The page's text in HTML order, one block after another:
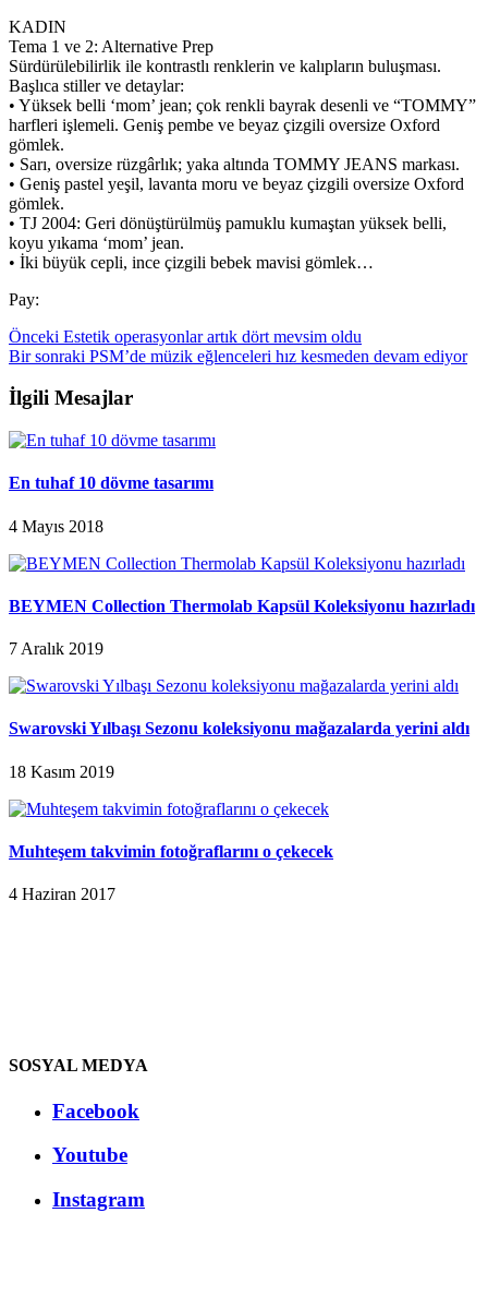
KADIN
Tema 1 ve 2: Alternative Prep
Sürdürülebilirlik ile kontrastlı renklerin ve kalıpların buluşması.
Başlıca stiller ve detaylar:
• Yüksek belli ‘mom’ jean; çok renkli bayrak desenli ve “TOMMY”
harfleri işlemeli. Geniş pembe ve beyaz çizgili oversize Oxford
gömlek.
• Sarı, oversize rüzgârlık; yaka altında TOMMY JEANS markası.
• Geniş pastel yeşil, lavanta moru ve beyaz çizgili oversize Oxford
gömlek.
• TJ 2004: Geri dönüştürülmüş pamuklu kumaştan yüksek belli,
koyu yıkama ‘mom’ jean.
• İki büyük cepli, ince çizgili bebek mavisi gömlek…
Pay:
Önceki Estetik operasyonlar artık dört mevsim oldu
Bir sonraki PSM’de müzik eğlenceleri hız kesmeden devam ediyor
İlgili Mesajlar
En tuhaf 10 dövme tasarımı
4 Mayıs 2018
BEYMEN Collection Thermolab Kapsül Koleksiyonu hazırladı
7 Aralık 2019
Swarovski Yılbaşı Sezonu koleksiyonu mağazalarda yerini aldı
18 Kasım 2019
Muhteşem takvimin fotoğraflarını o çekecek
4 Haziran 2017
SOSYAL MEDYA
Facebook
Youtube
Instagram